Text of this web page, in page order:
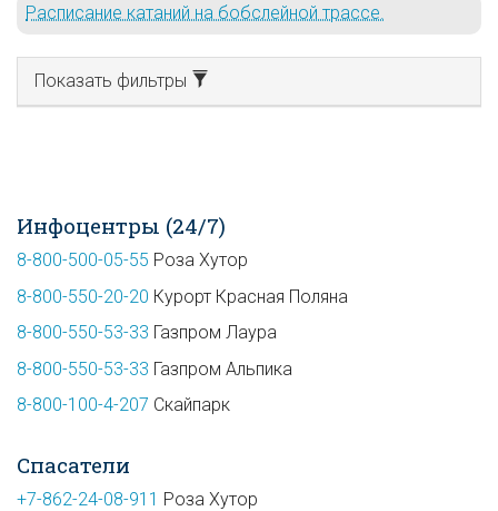
Расписание катаний на бобслейной трассе.
Показать фильтры
Инфоцентры (24/7)
8-800-500-05-55 Роза Хутор
8-800-550-20-20 Курорт Красная Поляна
8-800-550-53-33 Газпром Лаура
8-800-550-53-33 Газпром Альпика
8-800-100-4-207 Скайпарк
Спасатели
+7-862-24-08-911 Роза Хутор